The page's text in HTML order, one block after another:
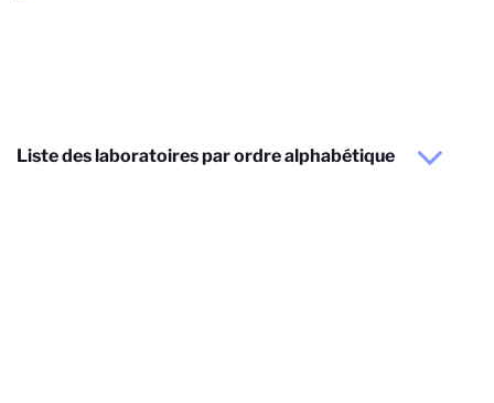
Liste des laboratoires par ordre alphabétique